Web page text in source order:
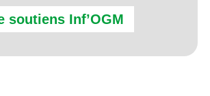
soutiens Inf’OGM